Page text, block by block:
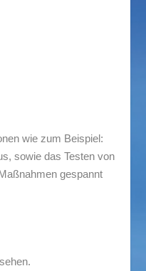
wie zum Beispiel:
sowie das Testen von
gespannt